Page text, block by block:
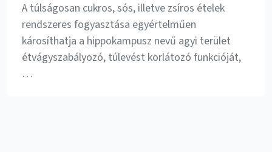
A túlságosan cukros, sós, illetve zsíros ételek
rendszeres fogyasztása egyértelműen
károsíthatja a hippokampusz nevű agyi terület
étvágyszabályozó, túlevést korlátozó funkcióját,
…